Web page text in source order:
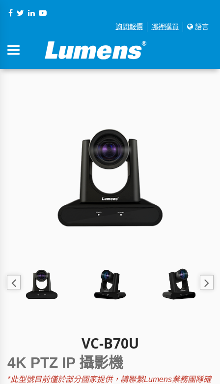
詢問報價 哪裡購買 語言
VC-B70U
4K PTZ IP 攝影機
*此型號目前僅於部分國家提供，請聯繫Lumens業務團隊確